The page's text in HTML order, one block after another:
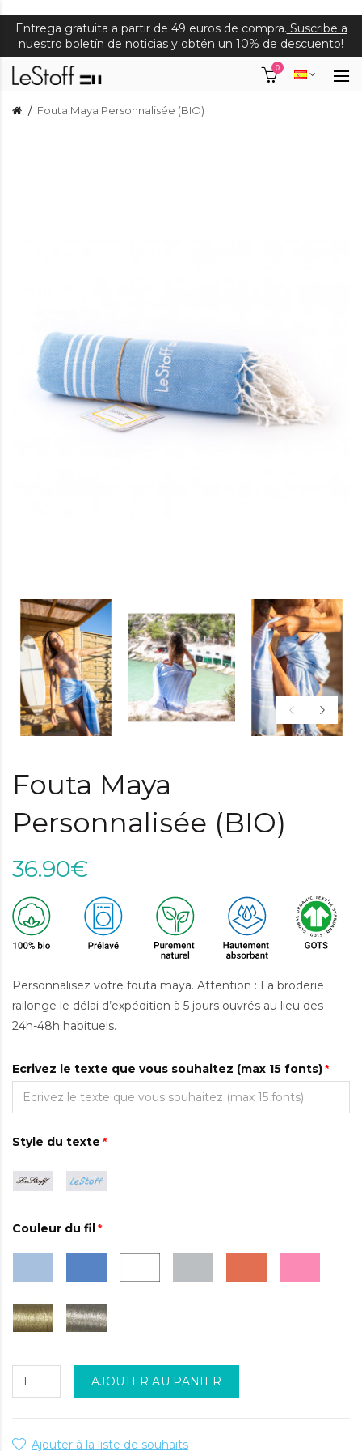
Entrega gratuita a partir de 49 euros de compra. Suscribe a
nuestro boletín de noticias y obtén un 10% de descuento!
0
Fouta Maya Personnalisée (BIO)
Fouta Maya
Personnalisée (BIO)
36.90€
Personnalisez votre fouta maya. Attention : La broderie
rallonge le délai d’expédition à 5 jours ouvrés au lieu des
24h-48h habituels.
Ecrivez le texte que vous souhaitez (max 15 fonts)
Style du texte
Couleur du fil
AJOUTER AU PANIER
Ajouter à la liste de souhaits